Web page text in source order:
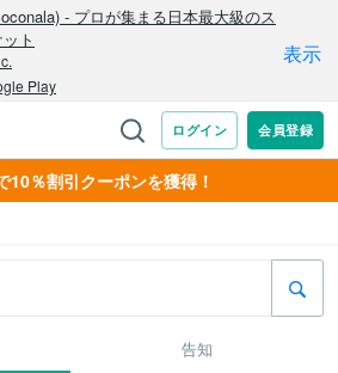
10％割引クーポンを獲得！
告知